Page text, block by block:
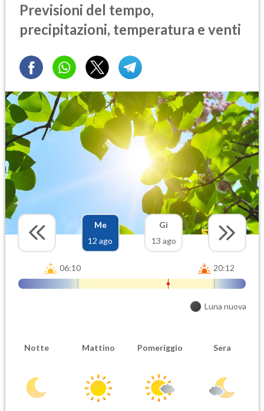
Previsioni del tempo,
precipitazioni, temperatura e venti
Me
12 ago
Gi
13 ago
06:10 20:12
Luna nuova
Notte Mattino Pomeriggio Sera